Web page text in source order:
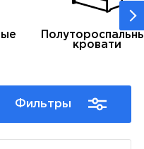
кровати
Фильтры